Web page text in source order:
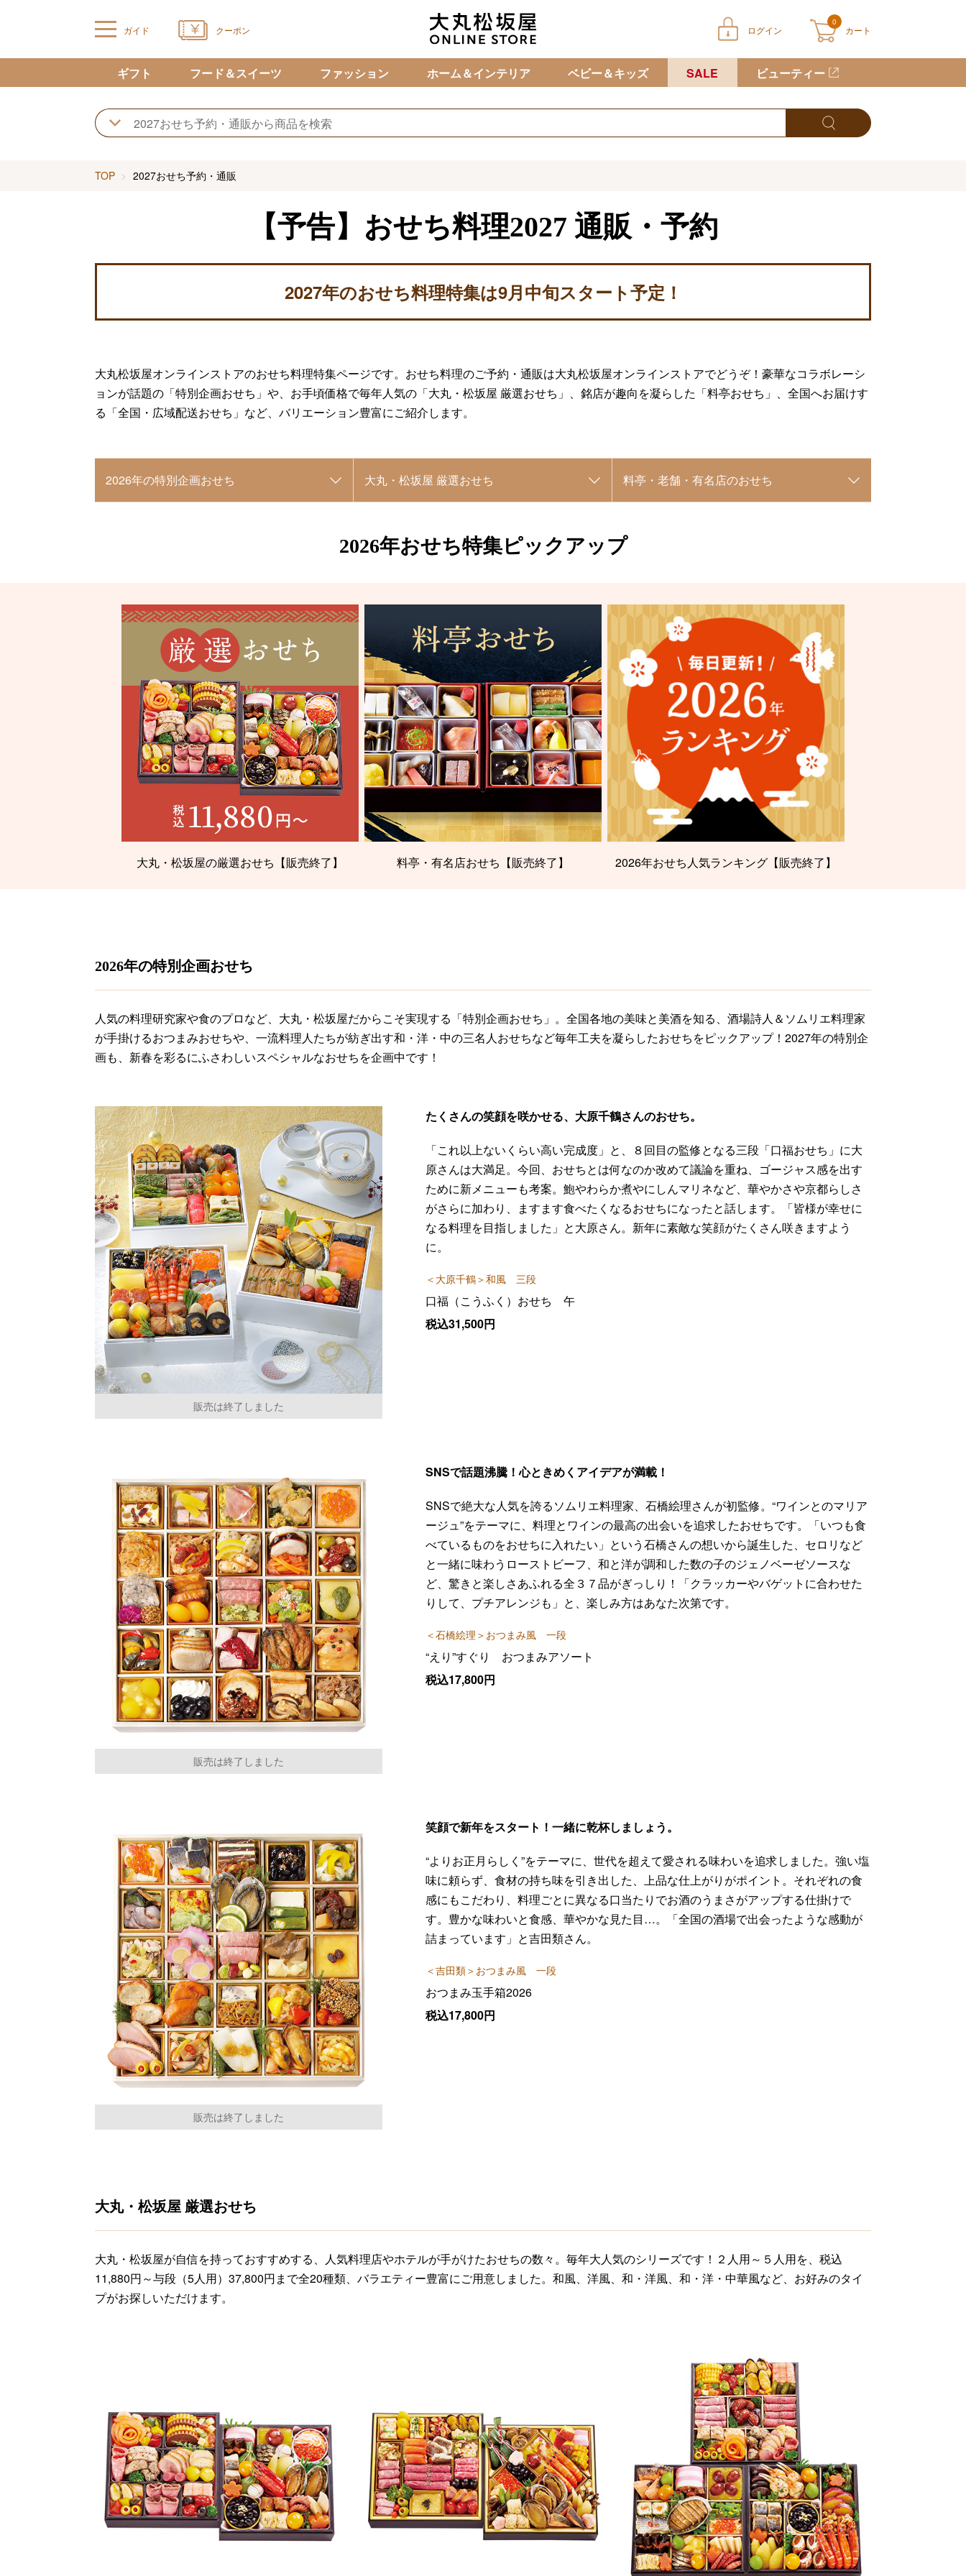
ガイド クーポン ログイン
0
カート
カートに商品が入っていません
ギフト フード＆スイーツ ファッション ホーム＆インテリア ベビー＆キッズ SALE ビューティー
TOP 2027おせち予約・通販
【予告】おせち料理2027 通販・予約
2027年のおせち料理特集は9月中旬スタート予定！
大丸松坂屋オンラインストアのおせち料理特集ページです。おせち料理のご予約・通販は大丸松坂屋オンラインストアでどうぞ！豪華なコラボレーシ
ョンが話題の「特別企画おせち」や、お手頃価格で毎年人気の「大丸・松坂屋 厳選おせち」、銘店が趣向を凝らした「料亭おせち」、全国へお届けす
る「全国・広域配送おせち」など、バリエーション豊富にご紹介します。
2026年の特別企画おせち 大丸・松坂屋 厳選おせち 料亭・老舗・有名店のおせち
2026年おせち特集ピックアップ
大丸・松坂屋の厳選おせち【販売終了】 料亭・有名店おせち【販売終了】 2026年おせち人気ランキング【販売終了】
2026年の特別企画おせち
人気の料理研究家や食のプロなど、大丸・松坂屋だからこそ実現する「特別企画おせち」。全国各地の美味と美酒を知る、酒場詩人＆ソムリエ料理家
が手掛けるおつまみおせちや、一流料理人たちが紡ぎ出す和・洋・中の三名人おせちなど毎年工夫を凝らしたおせちをピックアップ！2027年の特別企
画も、新春を彩るにふさわしいスペシャルなおせちを企画中です！
販売は終了しました
たくさんの笑顔を咲かせる、大原千鶴さんのおせち。
「これ以上ないくらい高い完成度」と、８回目の監修となる三段「口福おせち」に大
原さんは大満足。今回、おせちとは何なのか改めて議論を重ね、ゴージャス感を出す
ために新メニューも考案。鮑やわらか煮やにしんマリネなど、華やかさや京都らしさ
がさらに加わり、ますます食べたくなるおせちになったと話します。「皆様が幸せに
なる料理を目指しました」と大原さん。新年に素敵な笑顔がたくさん咲きますよう
に。
＜大原千鶴＞和風 三段
口福（こうふく）おせち 午
税込31,500円
販売は終了しました
SNSで話題沸騰！心ときめくアイデアが満載！
SNSで絶大な人気を誇るソムリエ料理家、石橋絵理さんが初監修。“ワインとのマリア
ージュ”をテーマに、料理とワインの最高の出会いを追求したおせちです。「いつも食
べているものをおせちに入れたい」という石橋さんの想いから誕生した、セロリなど
と一緒に味わうローストビーフ、和と洋が調和した数の子のジェノベーゼソースな
ど、驚きと楽しさあふれる全３７品がぎっしり！「クラッカーやバゲットに合わせた
りして、プチアレンジも」と、楽しみ方はあなた次第です。
＜石橋絵理＞おつまみ風 一段
“えり”すぐり おつまみアソート
税込17,800円
販売は終了しました
笑顔で新年をスタート！一緒に乾杯しましょう。
“よりお正月らしく”をテーマに、世代を超えて愛される味わいを追求しました。強い塩
味に頼らず、食材の持ち味を引き出した、上品な仕上がりがポイント。それぞれの食
感にもこだわり、料理ごとに異なる口当たりでお酒のうまさがアップする仕掛けで
す。豊かな味わいと食感、華やかな見た目…。「全国の酒場で出会ったような感動が
詰まっています」と吉田類さん。
＜吉田類＞おつまみ風 一段
おつまみ玉手箱2026
税込17,800円
大丸・松坂屋 厳選おせち
大丸・松坂屋が自信を持っておすすめする、人気料理店やホテルが手がけたおせちの数々。毎年大人気のシリーズです！２人用～５人用を、税込
11,880円～与段（5人用）37,800円まで全20種類、バラエティー豊富にご用意しました。和風、洋風、和・洋風、和・洋・中華風など、お好みのタイ
プがお探しいただけます。